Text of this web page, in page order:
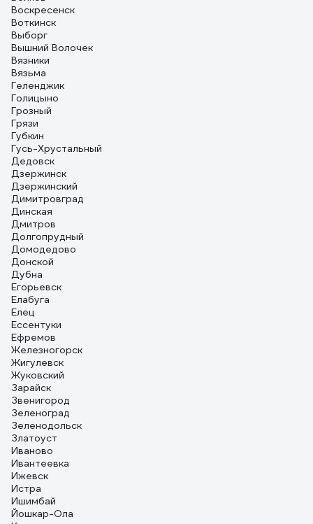
Воскресенск
Воткинск
Выборг
Вышний Волочек
Вязники
Вязьма
Геленджик
Голицыно
Грозный
Грязи
Губкин
Гусь-Хрустальный
Дедовск
Дзержинск
Дзержинский
Димитровград
Динская
Дмитров
Долгопрудный
Домодедово
Донской
Дубна
Егорьевск
Елабуга
Елец
Ессентуки
Ефремов
Железногорск
Жигулевск
Жуковский
Зарайск
Звенигород
Зеленоград
Зеленодольск
Златоуст
Иваново
Ивантеевка
Ижевск
Истра
Ишимбай
Йошкар-Ола